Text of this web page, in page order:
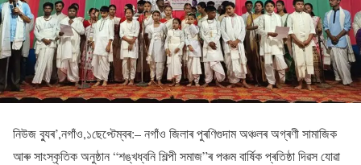
নিউজ ব্যুৰ’,নগাঁও,১ছেপ্টেম্বৰ:– নগাঁও জিলাৰ পুৰণিগুদাম অঞ্চলৰ অগ্ৰণী সামাজিক
আৰু সাংস্কৃতিক অনুষ্ঠান “শঙ্খধ্বনি শিল্পী সমাজ”ৰ পঞ্চম বাৰ্ষিক প্ৰতিষ্ঠা দিৱস যোৱা